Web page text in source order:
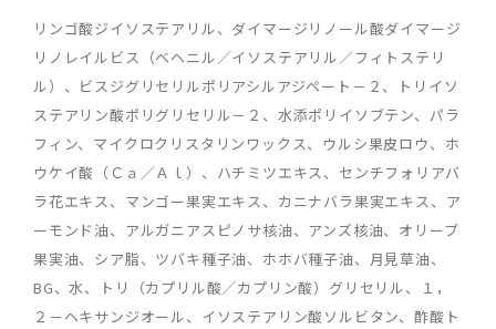
リンゴ酸ジイソステアリル、ダイマージリノール酸ダイマージ
リノレイルビス（ベヘニル／イソステアリル／フィトステリ
ル）、ビスジグリセリルポリアシルアジペート－２、トリイソ
ステアリン酸ポリグリセリル－２、水添ポリイソブテン、パラ
フィン、マイクロクリスタリンワックス、ウルシ果皮ロウ、ホ
ウケイ酸（Ｃａ／Ａｌ）、ハチミツエキス、センチフォリアバ
ラ花エキス、マンゴー果実エキス、カニナバラ果実エキス、ア
ーモンド油、アルガニアスピノサ核油、アンズ核油、オリーブ
果実油、シア脂、ツバキ種子油、ホホバ種子油、月見草油、
BG、水、トリ（カプリル酸／カプリン酸）グリセリル、１，
２－ヘキサンジオール、イソステアリン酸ソルビタン、酢酸ト